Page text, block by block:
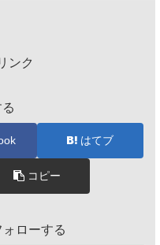
ンク
はてブ
コピー
ローする